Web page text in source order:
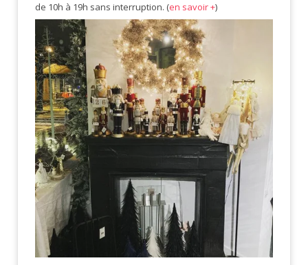
de 10h à 19h sans interruption. (en savoir +)